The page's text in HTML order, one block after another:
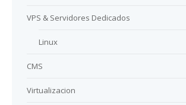
VPS & Servidores Dedicados
Linux
CMS
Virtualizacion